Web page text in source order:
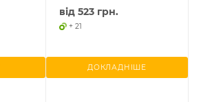
від 523 грн.
+ 21
ДОКЛАДНІШЕ